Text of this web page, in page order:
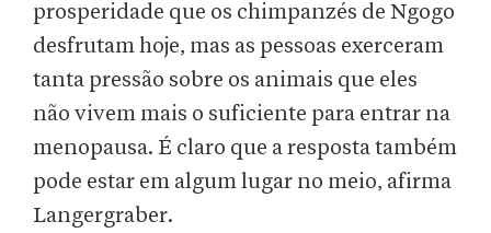
prosperidade que os chimpanzés de Ngogo
desfrutam hoje, mas as pessoas exerceram
tanta pressão sobre os animais que eles
não vivem mais o suficiente para entrar na
menopausa. É claro que a resposta também
pode estar em algum lugar no meio, afirma
Langergraber.